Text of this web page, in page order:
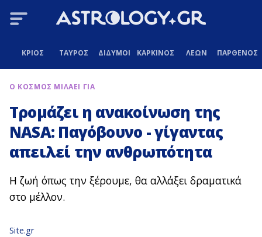
ΚΡΙΟΣ ΤΑΥΡΟΣ ΔΙΔΥΜΟΙ ΚΑΡΚΙΝΟΣ ΛΕΩΝ ΠΑΡΘΕΝΟΣ
Ο ΚΟΣΜΟΣ ΜΙΛΑΕΙ ΓΙΑ
Τρομάζει η ανακοίνωση της
NASA: Παγόβουνο - γίγαντας
απειλεί την ανθρωπότητα
Η ζωή όπως την ξέρουμε, θα αλλάξει δραματικά
στο μέλλον.
Site.gr